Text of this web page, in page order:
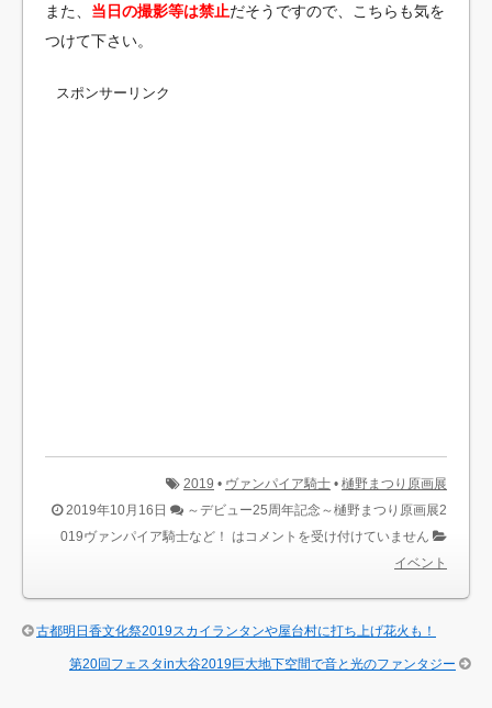
また、 当日の撮影等は禁止だそうですので、こちらも気を
つけて下さい。
スポンサーリンク
2019 • ヴァンパイア騎士 • 樋野まつり原画展
2019年10月16日
～デビュー25周年記念～樋野まつり原画展2
019ヴァンパイア騎士など！ は コメントを受け付けていません
イベント
古都明日香文化祭2019スカイランタンや屋台村に打ち上げ花火も！
第20回フェスタin大谷2019巨大地下空間で音と光のファンタジー